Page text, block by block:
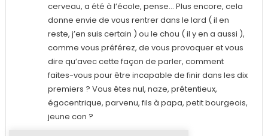
cerveau, a été à l’école, pense… Plus encore, cela
donne envie de vous rentrer dans le lard ( il en
reste, j’en suis certain ) ou le chou ( il y en a aussi ),
comme vous préférez, de vous provoquer et vous
dire qu’avec cette façon de parler, comment
faites-vous pour être incapable de finir dans les dix
premiers ? Vous êtes nul, naze, prétentieux,
égocentrique, parvenu, fils à papa, petit bourgeois,
jeune con ?